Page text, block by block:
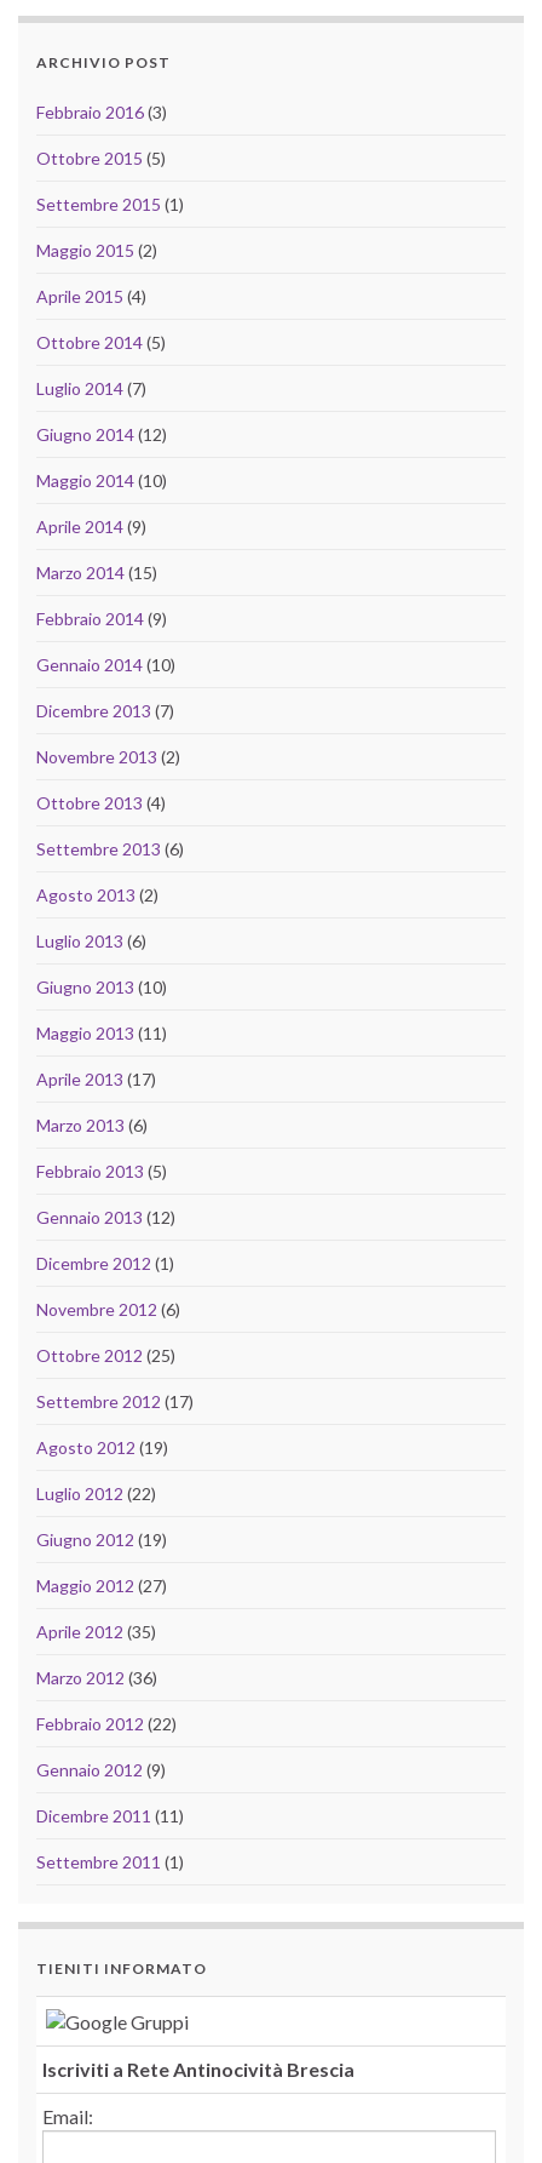
ARCHIVIO POST
Febbraio 2016(3)
Ottobre 2015 (5)
Settembre 2015 (1)
Maggio 2015 (2)
Aprile 2015 (4)
Ottobre 2014(5)
Luglio 2014(7)
Giugno 2014(12)
Maggio 2014(10)
Aprile 2014(9)
Marzo 2014(15)
Febbraio 2014(9)
Gennaio 2014(10)
Dicembre 2013 (7)
Novembre 2013 (2)
Ottobre 2013 (4)
Settembre 2013 (6)
Agosto 2013 (2)
Luglio 2013 (6)
Giugno 2013 (10)
Maggio 2013 (11)
Aprile 2013 (17)
Marzo 2013 (6)
Febbraio 2013 (5)
Gennaio 2013 (12)
Dicembre 2012 (1)
Novembre 2012 (6)
Ottobre 2012 (25)
Settembre 2012 (17)
Agosto 2012 (19)
Luglio 2012 (22)
Giugno 2012 (19)
Maggio 2012 (27)
Aprile 2012 (35)
Marzo 2012 (36)
Febbraio 2012 (22)
Gennaio 2012 (9)
Dicembre 2011 (11)
Settembre 2011 (1)
TIENITI INFORMATO
Iscriviti a Rete Antinocività Brescia
Email: